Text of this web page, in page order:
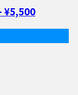
¥5,500